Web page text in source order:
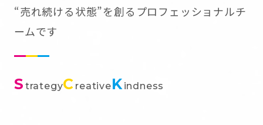
“売れ続ける状態”を創るプロフェッショナルチ
ームです
S trategyC reativeKindness